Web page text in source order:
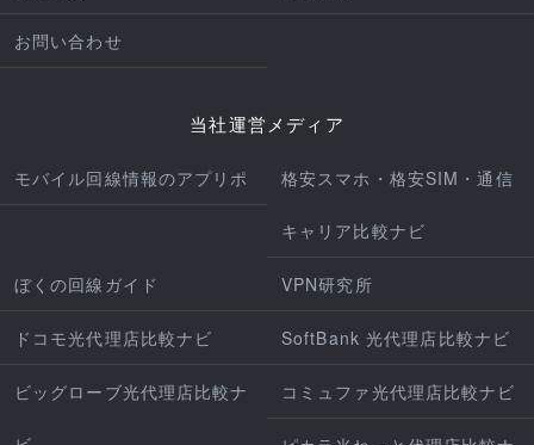
お問い合わせ
当社運営メディア
モバイル回線情報のアプリポ 格安スマホ・格安SIM・通信
キャリア比較ナビ
ぼくの回線ガイド VPN研究所
ドコモ光代理店比較ナビ SoftBank 光代理店比較ナビ
ビッグローブ光代理店比較ナ コミュファ光代理店比較ナビ